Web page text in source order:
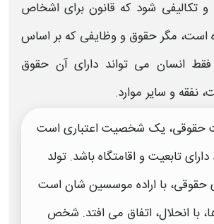
تکالیفی شود که قانون برایاشخاص
است، مگرحقوق و وظایفی که بر اساس
انسان می تواند دارای آن حقوق
نفقه و سایر موارد.
، یک شخصیتاعتباری است
تابعیت و اقامتگاه باشد. تولد
، با اراده موسسین شان است
با انحلال، اتفاق می افتد. شخص